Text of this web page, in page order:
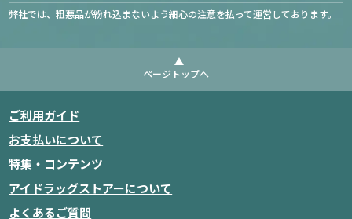
弊社では、粗悪品が紛れ込まないよう細心の注意を払って運営しております。
ページトップへ
ご利用ガイド
お支払いについて
特集・コンテンツ
アイドラッグストアーについて
よくあるご質問